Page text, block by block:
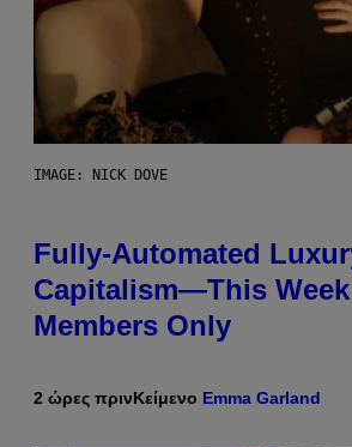
IMAGE: NICK DOVE
Fully-Automated
Capitalism—This
Members Only
2 ώρες πρινΚείμενο Emma Garland